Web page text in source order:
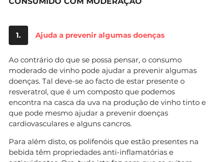
1. Ajuda a prevenir algumas doenças
Ao contrário do que se possa pensar, o consumo
moderado de vinho pode ajudar a prevenir algumas
doenças. Tal deve-se ao facto de estar presente o
resveratrol, que é um composto que podemos
encontra na casca da uva na produção de vinho tinto e
que pode mesmo ajudar a prevenir doenças
cardiovasculares e alguns cancros.
Para além disto, os polifenóis que estão presentes na
bebida têm propriedades anti-inflamatórias e